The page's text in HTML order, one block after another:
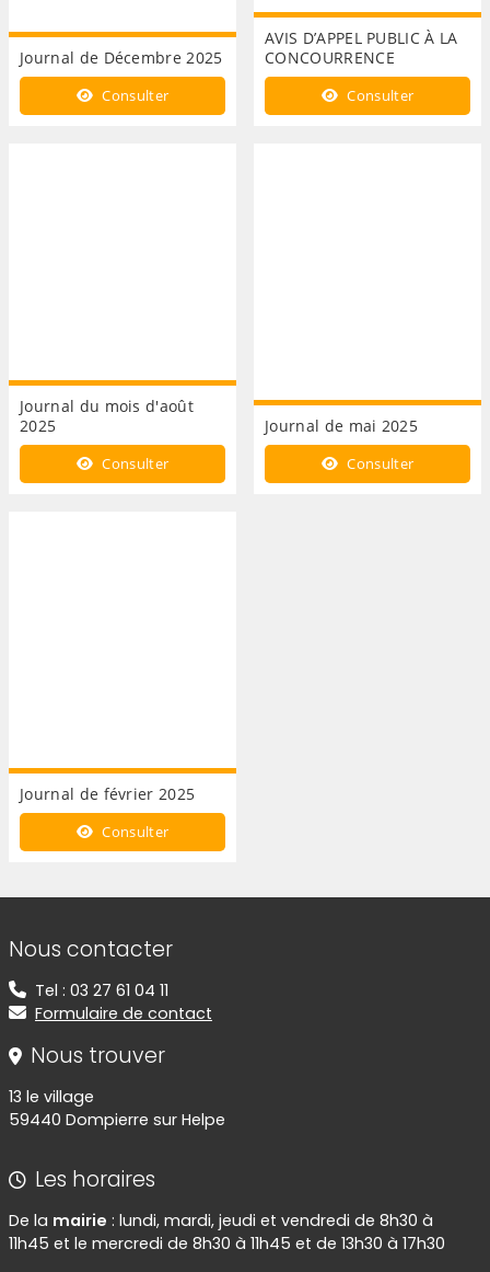
Journal de Décembre 2025
Consulter
AVIS D’APPEL PUBLIC À LA
CONCOURRENCE
Consulter
Journal du mois d'août
2025
Consulter
Journal de mai 2025
Consulter
Journal de février 2025
Consulter
Informations de contact
Nous contacter
Tel : 03 27 61 04 11
Formulaire de contact
Nous trouver
13 le village
59440 Dompierre sur Helpe
Les horaires
De la mairie : lundi, mardi, jeudi et vendredi de 8h30 à
11h45 et le mercredi de 8h30 à 11h45 et de 13h30 à 17h30